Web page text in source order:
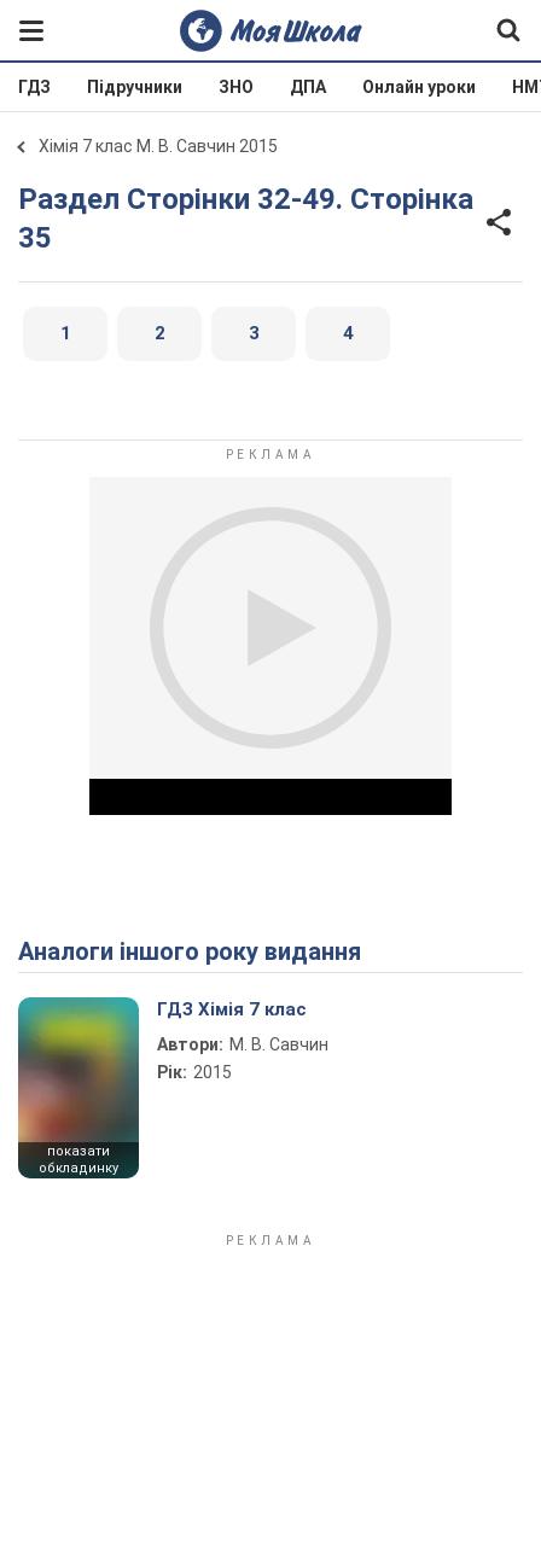
ГДЗ Підручники ЗНО ДПА Онлайн уроки
Хімія 7 клас М. В. Савчин 2015
Раздел Сторінки 32-49. Сторінка
35
1 2 3 4
Play Video
Аналоги іншого року видання
показати
обкладинку
ГДЗ Хімія 7 клас
Автори: М. В. Савчин
Рік: 2015